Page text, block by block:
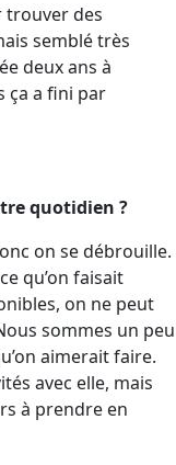
trouver des
semblé très
deux ans à
ça a fini par
quotidien ?
on se débrouille.
qu’on faisait
on ne peut
sommes un peu
aimerait faire.
avec elle, mais
à prendre en